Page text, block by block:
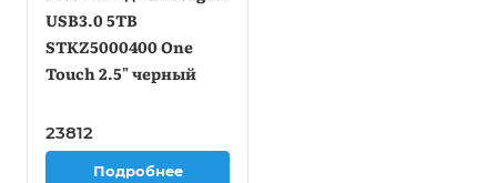
USB3.0 5TB
STKZ5000400 One
Touch 2.5" черный
23812
Подробнее